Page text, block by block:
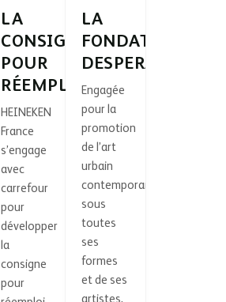
LA
CONSIGNE
POUR
RÉEMPLOI
HEINEKEN
France
s’engage
avec
carrefour
pour
développer
la
consigne
pour
LA
FONDATION
DESPERADOS
Engagée
pour la
promotion
de l’art
urbain
contemporain
sous
toutes
ses
formes
et de ses
artistes,